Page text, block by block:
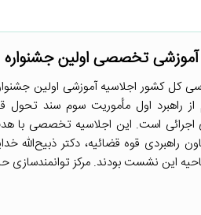
آموزشی تخصصی اولین
کل کشور اجلاسیه آموزشی اولین
از راهبرد اول مأموریت سوم سند
اجرائی است. این اجلاسیه تخصصی با
راهبردی قوه قضائیه، دکتر ذبیح‌الله
این نشست بودند. مرکز